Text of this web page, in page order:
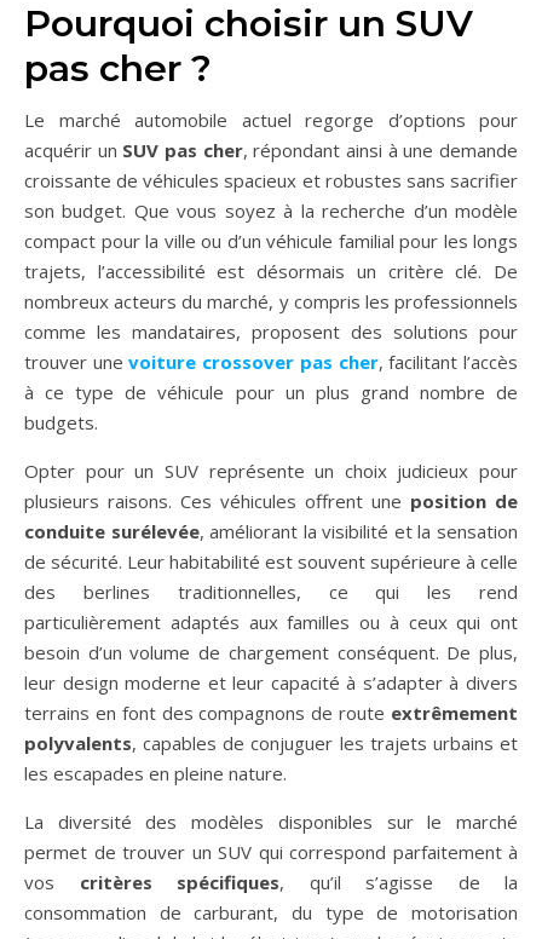
Pourquoi choisir un SUV
pas cher ?
Le marché automobile actuel regorge d’options pour
acquérir un SUV pas cher, répondant ainsi à une demande
croissante de véhicules spacieux et robustes sans sacrifier
son budget. Que vous soyez à la recherche d’un modèle
compact pour la ville ou d’un véhicule familial pour les longs
trajets, l’accessibilité est désormais un critère clé. De
nombreux acteurs du marché, y compris les professionnels
comme les mandataires, proposent des solutions pour
trouver unevoiture crossover pas cher, facilitant l’accès
à ce type de véhicule pour un plus grand nombre de
budgets.
Opter pour un SUV représente un choix judicieux pour
plusieurs raisons. Ces véhicules offrent une position de
conduite surélevée, améliorant la visibilité et la sensation
de sécurité. Leur habitabilité est souvent supérieure à celle
des berlines traditionnelles, ce qui les rend
particulièrement adaptés aux familles ou à ceux qui ont
besoin d’un volume de chargement conséquent. De plus,
leur design moderne et leur capacité à s’adapter à divers
terrains en font des compagnons de route extrêmement
polyvalents, capables de conjuguer les trajets urbains et
les escapades en pleine nature.
La diversité des modèles disponibles sur le marché
permet de trouver un SUV qui correspond parfaitement à
vos critères spécifiques, qu’il s’agisse de la
consommation de carburant, du type de motorisation